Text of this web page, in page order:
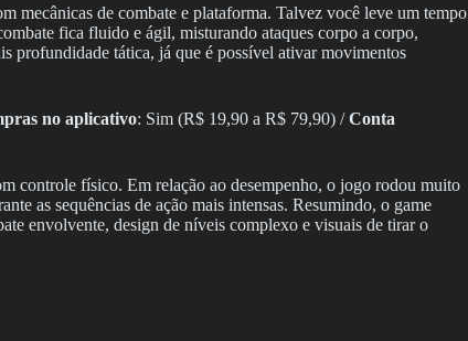
mecânicas de combate e plataforma. Talvez você leve um tempo
fica fluido e ágil, misturando ataques corpo a corpo,
profundidade tática, já que é possível ativar movimentos
no aplicativo: Sim (R$ 19,90 a R$ 79,90) /Conta
controle físico. Em relação ao desempenho, o jogo rodou muito
as sequências de ação mais intensas. Resumindo, o game
envolvente, design de níveis complexo e visuais de tirar o